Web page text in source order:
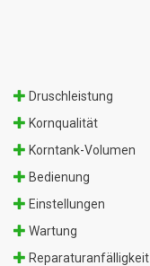
Druschleistung
Kornqualität
Korntank-Volumen
Bedienung
Einstellungen
Wartung
Reparaturanfälligkeit